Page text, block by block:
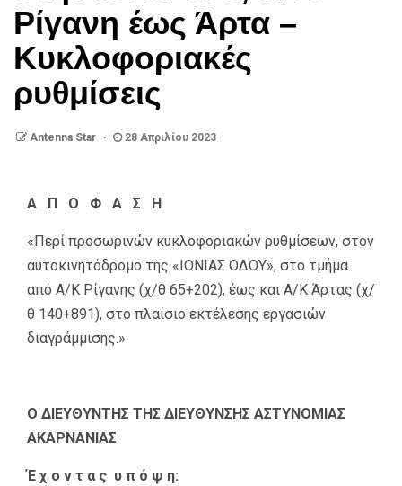
Ρίγανη έως Άρτα –
Κυκλοφοριακές
ρυθμίσεις
Antenna Star 28 Απριλίου 2023
Α Π Ο Φ Α Σ Η
«Περί προσωρινών κυκλοφοριακών ρυθμίσεων, στον
αυτοκινητόδρομο της «ΙΟΝΙΑΣ ΟΔΟΥ», στο τμήμα
από Α/Κ Ρίγανης (χ/θ 65+202), έως και Α/Κ Άρτας (χ/
θ 140+891), στο πλαίσιο εκτέλεσης εργασιών
διαγράμμισης.»
Ο ΔΙΕΥΘΥΝΤΗΣ ΤΗΣ ΔΙΕΥΘΥΝΣΗΣ ΑΣΤΥΝΟΜΙΑΣ
ΑΚΑΡΝΑΝΙΑΣ
Έ χ ο ν τ α ς υ π ό ψ η: